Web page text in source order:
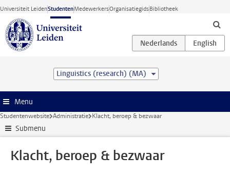
Ga direct naar de inhoud
Universiteit LeidenStudentenMedewerkersOrganisatiegidsBibliotheek
Linguistics (research) (MA)
Menu
Studentenwebsite Administratie Klacht, beroep & bezwaar
Submenu
Klacht, beroep & bezwaar